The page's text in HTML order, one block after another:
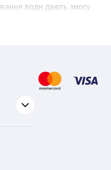
води дають змогу
стане ще більш
ще зручнішою та
Mixxus і
до гарячої води.
різницю в